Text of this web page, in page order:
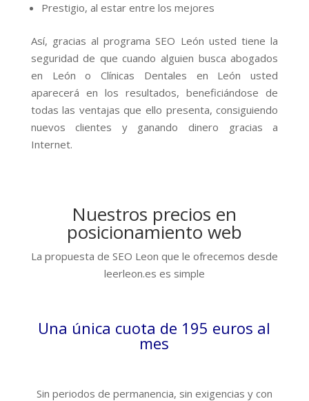
Prestigio, al estar entre los mejores
Así, gracias al programa SEO León usted tiene la
seguridad de que cuando alguien busca abogados
en León o Clínicas Dentales en León usted
aparecerá en los resultados, beneficiándose de
todas las ventajas que ello presenta, consiguiendo
nuevos clientes y ganando dinero gracias a
Internet.
Nuestros precios en
posicionamiento web
La propuesta de SEO Leon que le ofrecemos desde
leerleon.es es simple
Una única cuota de 195 euros al
mes
Sin periodos de permanencia, sin exigencias y con